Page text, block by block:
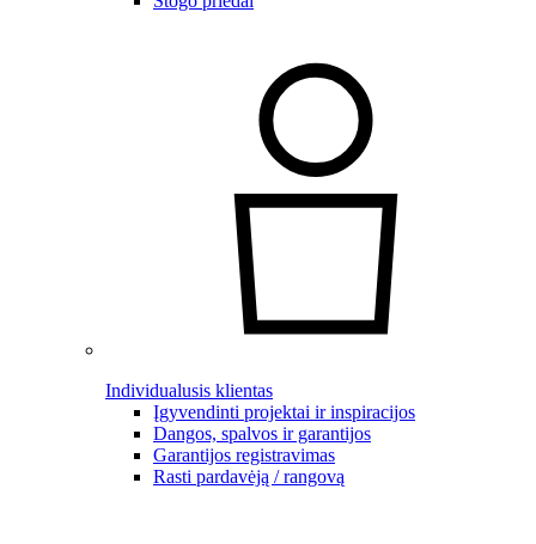
Individualusis klientas
Įgyvendinti projektai ir inspiracijos
Dangos, spalvos ir garantijos
Garantijos registravimas
Rasti pardavėją / rangovą